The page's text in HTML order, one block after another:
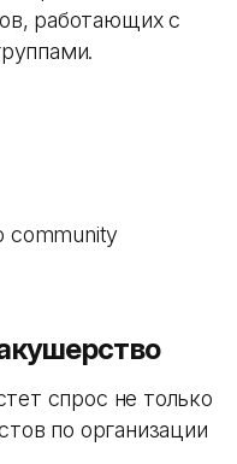
работающих с
community
спрос не только
по организации